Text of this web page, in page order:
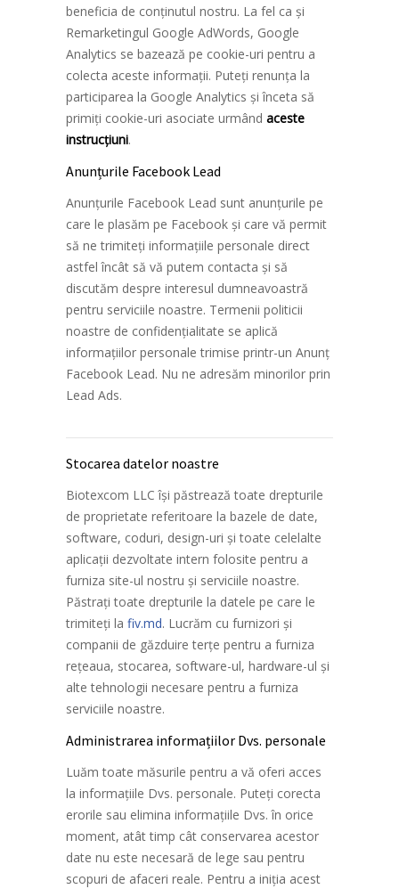
beneficia de conținutul nostru. La fel ca și
Remarketingul Google AdWords, Google
Analytics se bazează pe cookie-uri pentru a
colecta aceste informații. Puteți renunța la
participarea la Google Analytics și înceta să
primiți cookie-uri asociate urmând aceste
instrucțiuni.
Anunțurile Facebook Lead
Anunțurile Facebook Lead sunt anunțurile pe
care le plasăm pe Facebook și care vă permit
să ne trimiteți informațiile personale direct
astfel încât să vă putem contacta și să
discutăm despre interesul dumneavoastră
pentru serviciile noastre. Termenii politicii
noastre de confidențialitate se aplică
informațiilor personale trimise printr-un Anunț
Facebook Lead. Nu ne adresăm minorilor prin
Lead Ads.
Stocarea datelor noastre
Biotexcom LLC își păstrează toate drepturile
de proprietate referitoare la bazele de date,
software, coduri, design-uri și toate celelalte
aplicații dezvoltate intern folosite pentru a
furniza site-ul nostru și serviciile noastre.
Păstrați toate drepturile la datele pe care le
trimiteți la fiv.md. Lucrăm cu furnizori și
companii de găzduire terțe pentru a furniza
rețeaua, stocarea, software-ul, hardware-ul și
alte tehnologii necesare pentru a furniza
serviciile noastre.
Administrarea informațiilor Dvs. personale
Luăm toate măsurile pentru a vă oferi acces
la informațiile Dvs. personale. Puteți corecta
erorile sau elimina informațiile Dvs. în orice
moment, atât timp cât conservarea acestor
date nu este necesară de lege sau pentru
scopuri de afaceri reale. Pentru a iniția acest